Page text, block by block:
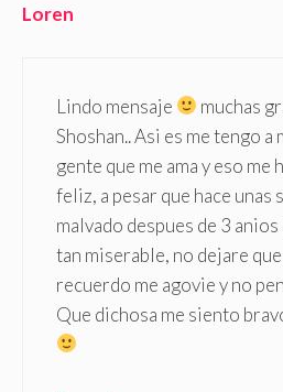
Loren
Lindo mensaje
muchas
Shoshan.. Asi es me tengo a
gente que me ama y eso me
feliz, a pesar que hace unas
malvado despues de 3
tan miserable, no dejare
recuerdo me agovie y no
Que dichosa me siento